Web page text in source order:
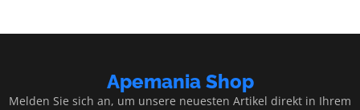
Apemania Shop
Melden Sie sich an, um unsere neuesten Artikel direkt in Ihrem